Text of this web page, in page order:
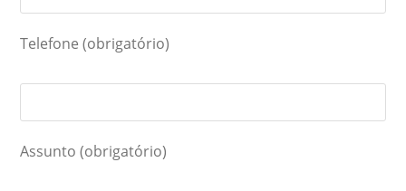
Telefone (obrigatório)
Assunto (obrigatório)